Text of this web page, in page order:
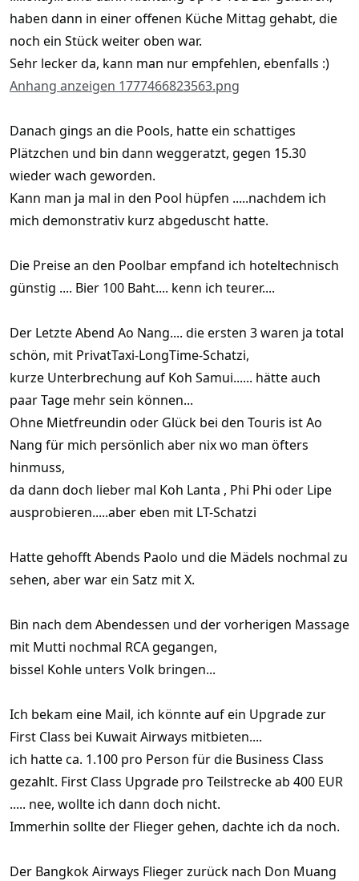
haben dann in einer offenen Küche Mittag gehabt, die
noch ein Stück weiter oben war.
Sehr lecker da, kann man nur empfehlen, ebenfalls :)
Anhang anzeigen 1777466823563.png
Danach gings an die Pools, hatte ein schattiges
Plätzchen und bin dann weggeratzt, gegen 15.30
wieder wach geworden.
Kann man ja mal in den Pool hüpfen .....nachdem ich
mich demonstrativ kurz abgeduscht hatte.
Die Preise an den Poolbar empfand ich hoteltechnisch
günstig .... Bier 100 Baht.... kenn ich teurer....
Der Letzte Abend Ao Nang.... die ersten 3 waren ja total
schön, mit PrivatTaxi-LongTime-Schatzi,
kurze Unterbrechung auf Koh Samui...... hätte auch
paar Tage mehr sein können...
Ohne Mietfreundin oder Glück bei den Touris ist Ao
Nang für mich persönlich aber nix wo man öfters
hinmuss,
da dann doch lieber mal Koh Lanta , Phi Phi oder Lipe
ausprobieren.....aber eben mit LT-Schatzi
Hatte gehofft Abends Paolo und die Mädels nochmal zu
sehen, aber war ein Satz mit X.
Bin nach dem Abendessen und der vorherigen Massage
mit Mutti nochmal RCA gegangen,
bissel Kohle unters Volk bringen...
Ich bekam eine Mail, ich könnte auf ein Upgrade zur
First Class bei Kuwait Airways mitbieten....
ich hatte ca. 1.100 pro Person für die Business Class
gezahlt. First Class Upgrade pro Teilstrecke ab 400 EUR
..... nee, wollte ich dann doch nicht.
Immerhin sollte der Flieger gehen, dachte ich da noch.
Der Bangkok Airways Flieger zurück nach Don Muang